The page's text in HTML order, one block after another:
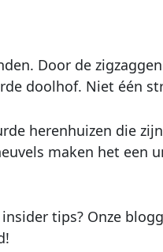
Door de
doolhof. Niet één
herenhuizen die
maken het een
tips? Onze